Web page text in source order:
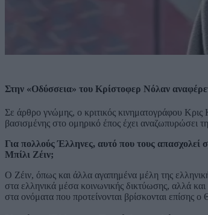
Στην «Οδύσσεια» του Κρίστοφερ Νόλαν
Σε άρθρο γνώμης, ο κριτικός κινηματογράφου Κρις
βασισμένης στο ομηρικό έπος έχει αναζωπυρώσει
Για πολλούς Έλληνες, αυτό που τους απασχολεί
Μπίλι Ζέιν;
Ο Ζέιν, όπως και άλλα αγαπημένα μέλη της
στα ελληνικά μέσα κοινωνικής δικτύωσης, αλλά
στα ονόματα που προτείνονται βρίσκονται επίσης